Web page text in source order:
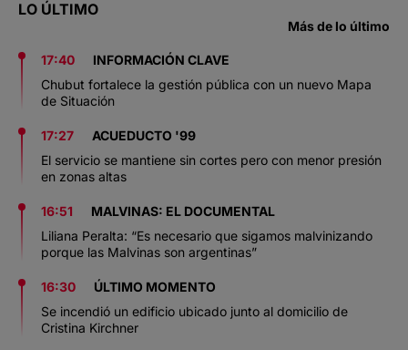
LO ÚLTIMO
Más de lo último
17:40
INFORMACIÓN CLAVE
Chubut fortalece la gestión pública con un nuevo Mapa
de Situación
17:27
ACUEDUCTO '99
El servicio se mantiene sin cortes pero con menor presión
en zonas altas
16:51
MALVINAS: EL DOCUMENTAL
Liliana Peralta: “Es necesario que sigamos malvinizando
porque las Malvinas son argentinas”
16:30
ÚLTIMO MOMENTO
Se incendió un edificio ubicado junto al domicilio de
Cristina Kirchner